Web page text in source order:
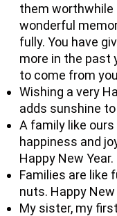
them worthwhile
wonderful
fully. You have
more in the past
to come from
Wishing a very
adds sunshine
A family like
happiness and
Happy New Year.
Families are
nuts. Happy New
My sister, my